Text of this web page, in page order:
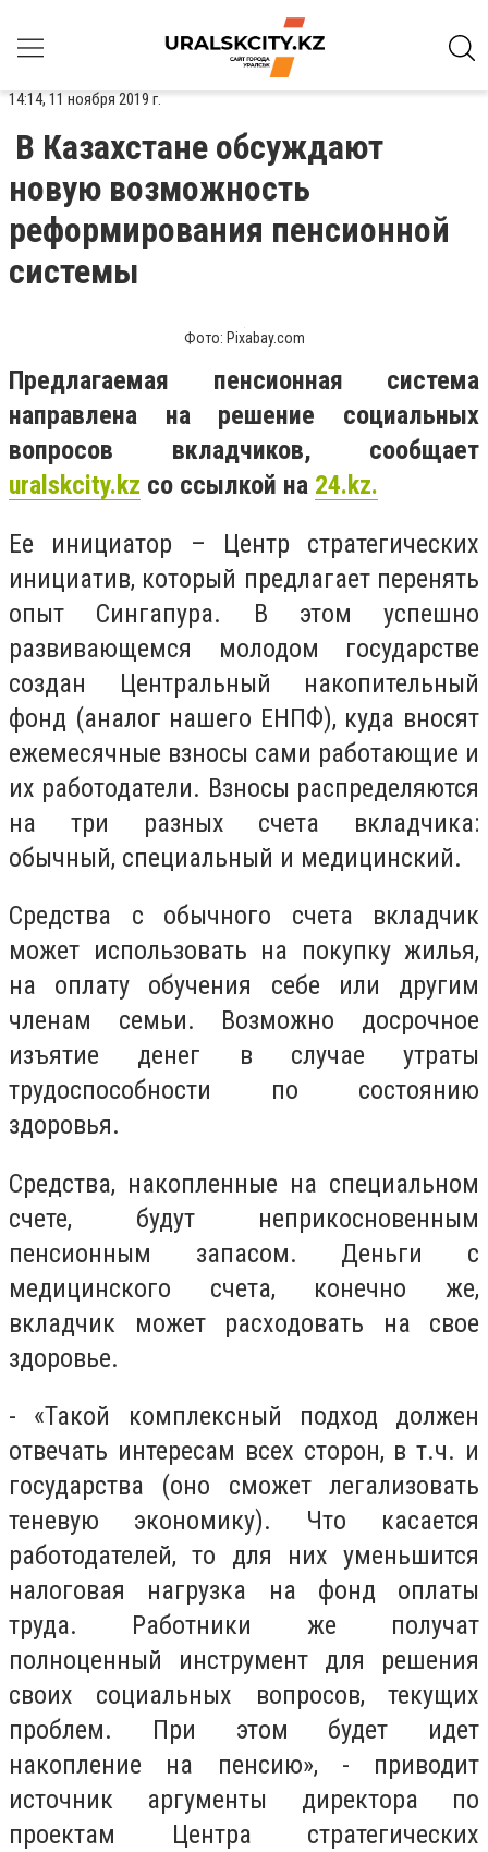
14:14, 11 ноября 2019 г.
В Казахстане обсуждают
новую возможность
реформирования пенсионной
системы
Фото: Pixabay.com
Предлагаемая пенсионная система
направлена на решение социальных
вопросов вкладчиков, сообщает
uralskcity.kz со ссылкой на 24.kz.
Ее инициатор – Центр стратегических
инициатив, который предлагает перенять
опыт Сингапура. В этом успешно
развивающемся молодом государстве
создан Центральный накопительный
фонд (аналог нашего ЕНПФ), куда вносят
ежемесячные взносы сами работающие и
их работодатели. Взносы распределяются
на три разных счета вкладчика:
обычный, специальный и медицинский.
Средства с обычного счета вкладчик
может использовать на покупку жилья,
на оплату обучения себе или другим
членам семьи. Возможно досрочное
изъятие денег в случае утраты
трудоспособности по состоянию
здоровья.
Средства, накопленные на специальном
счете, будут неприкосновенным
пенсионным запасом. Деньги с
медицинского счета, конечно же,
вкладчик может расходовать на свое
здоровье.
- «Такой комплексный подход должен
отвечать интересам всех сторон, в т.ч. и
государства (оно сможет легализовать
теневую экономику). Что касается
работодателей, то для них уменьшится
налоговая нагрузка на фонд оплаты
труда. Работники же получат
полноценный инструмент для решения
своих социальных вопросов, текущих
проблем. При этом будет идет
накопление на пенсию», - приводит
источник аргументы директора по
проектам Центра стратегических